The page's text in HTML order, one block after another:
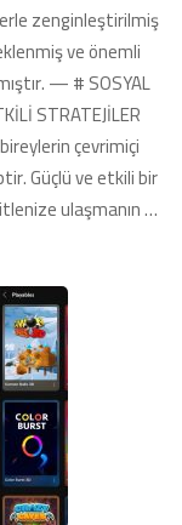
Başarıya
Giden
Yollar**
için
zenginleştirilmiş
ve önemli
— # SOSYAL
STRATEJİLER
çevrimiçi
Güçlü ve etkili bir
ulaşmanın …